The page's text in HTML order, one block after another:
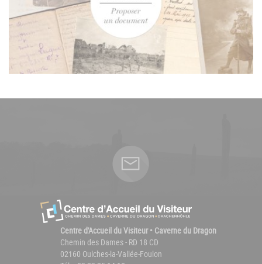
Centre d'Accueil du Visiteur • Caverne du Dragon
Chemin des Dames - RD 18 CD
02160 Oulches-la-Vallée-Foulon